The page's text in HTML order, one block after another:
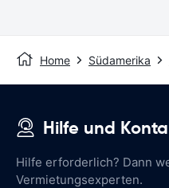
Home Südamerika
Hilfe und
Hilfe erforderlich? Dann
Vermietungsexperten.